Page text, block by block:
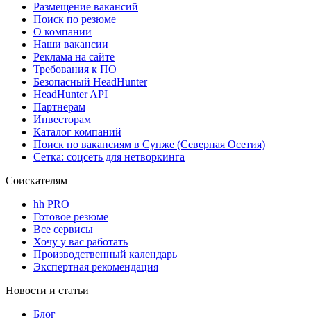
Размещение вакансий
Поиск по резюме
О компании
Наши вакансии
Реклама на сайте
Требования к ПО
Безопасный HeadHunter
HeadHunter API
Партнерам
Инвесторам
Каталог компаний
Поиск по вакансиям в Сунже (Северная Осетия)
Сетка: соцсеть для нетворкинга
Соискателям
hh PRO
Готовое резюме
Все сервисы
Хочу у вас работать
Производственный календарь
Экспертная рекомендация
Новости и статьи
Блог